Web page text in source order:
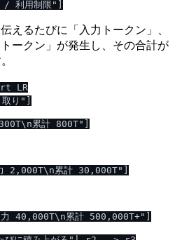
えるたびに「入力トークン」、
ークン」が発生し、その合計が
LR
り"]
累計 800T"]
2,000T\n累計 30,000T"]
40,000T\n累計 500,000T+"]